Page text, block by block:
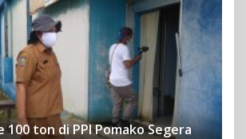
100 ton di PPI Pomako Segera